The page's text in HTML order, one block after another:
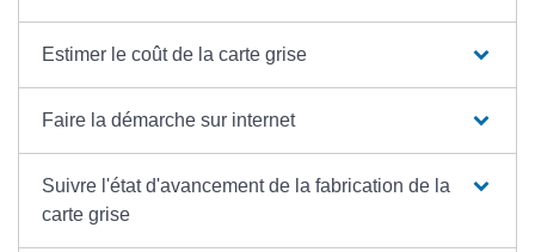
Estimer le coût de la carte grise
Faire la démarche sur internet
Suivre l'état d'avancement de la fabrication de la
carte grise